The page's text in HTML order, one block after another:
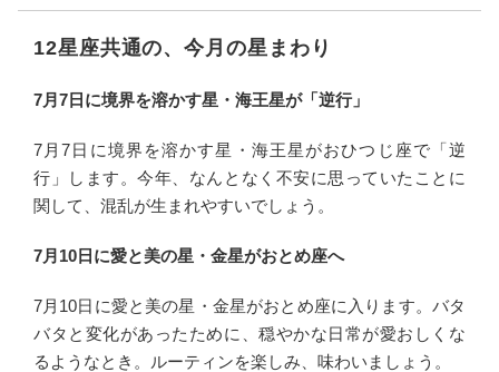
12星座共通の、今月の星まわり
7月7日に境界を溶かす星・海王星が「逆行」
7月7日に境界を溶かす星・海王星がおひつじ座で「逆
行」します。今年、なんとなく不安に思っていたことに
関して、混乱が生まれやすいでしょう。
7月10日に愛と美の星・金星がおとめ座へ
7月10日に愛と美の星・金星がおとめ座に入ります。バタ
バタと変化があったために、穏やかな日常が愛おしくな
るようなとき。ルーティンを楽しみ、味わいましょう。